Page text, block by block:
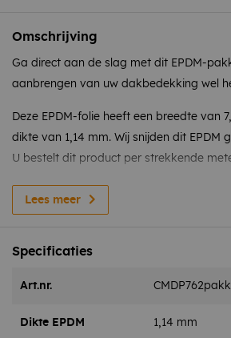
Omschrijving
Ga direct aan de slag met dit EPDM-
aanbrengen van uw dakbedekking wel
Deze EPDM-folie heeft een breedte van
dikte van 1,14 mm. Wij snijden dit EPDM
U bestelt dit product per strekkende
wordt afgestemd op de hoeveelheid
EPDM dakfolie – 1,14 mm dikte
EPDM kit
Lees meer
Specificaties
Art.nr.
Dikte EPDM 1,14 mm